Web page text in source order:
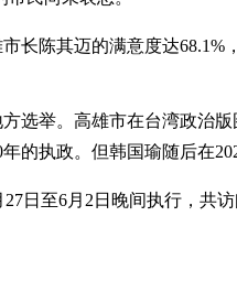
长陈其迈的满意度达68.1%
选举。高雄市在台湾政治
的执政。但韩国瑜随后在
日至6月2日晚间执行，共